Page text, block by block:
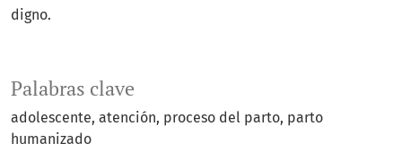
Palabras clave
adolescente atención proceso del parto parto
humanizado
digno.